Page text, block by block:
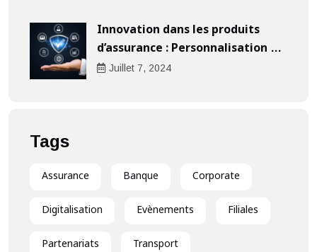
Innovation dans les produits
d’assurance : Personnalisation au
cœur de l’expérience client
Juillet 7, 2024
Tags
Assurance Banque Corporate
Digitalisation Evènements Filiales
Partenariats Transport